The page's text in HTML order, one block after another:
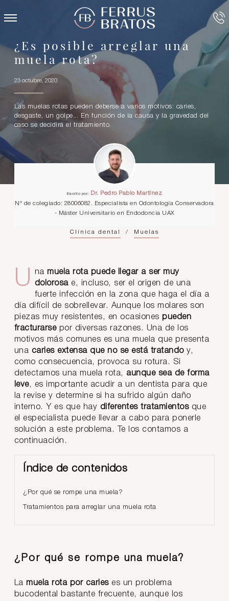
¿Es posible arreglar una
muela rota?
23 octubre, 2020
Las muelas rotas pueden deberse a varios motivos: caries,
desgaste, un golpe... En función de la causa y la gravedad del
caso se decidirá el tratamiento.
Escrito por:
Dr. Pedro Pablo Martínez
Nº de colegiado: 28006082. Especialista en Odontología Conservadora
- Máster Universitario en Endodoncia UAX
Clínica dental / Muelas
Una muela rota puede llegar a ser muy
dolorosae, incluso, ser el origen de una
fuerte infección en la zona que haga el día a
día difícil de sobrellevar. Aunque los molares son
piezas muy resistentes, en ocasiones pueden
fracturarse por diversas razones. Una de los
motivos más comunes es una muela que presenta
una caries extensa que no se está tratandoy,
como consecuencia, provoca su rotura. Si
detectamos una muela rota, aunque sea de forma
leve, es importante acudir a un dentista para que
la revise y determine si ha sufrido algún daño
interno. Y es que hay diferentes tratamientosque
el especialista puede llevar a cabo para ponerle
solución a este problema. Te los contamos a
continuación.
Índice de contenidos
¿Por qué se rompe una muela?
Tratamientos para arreglar una muela rota
¿Por qué se rompe una muela?
La muela rota por caries es un problema
bucodental bastante frecuente, aunque los